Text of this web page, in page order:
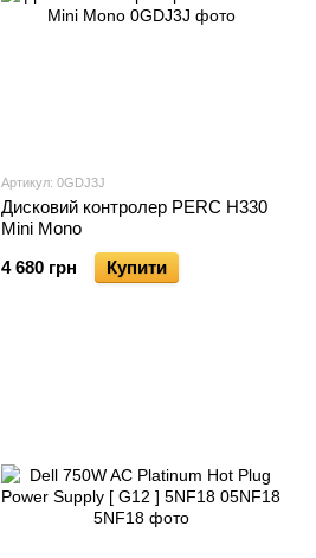
Артикул: 0GDJ3J
Дисковий контролер PERC H330
Mini Mono
4 680 грн
Купити